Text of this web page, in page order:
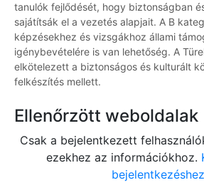
tanulók fejlődését, hogy biztonságban
sajátítsák el a vezetés alapjait. A B
képzésekhez és vizsgákhoz állami
igénybevételére is van lehetőség. A
elkötelezett a biztonságos és kulturált
felkészítés mellett.
Ellenőrzött weboldalak
Csak a bejelentkezett
ezekhez az információkhoz.